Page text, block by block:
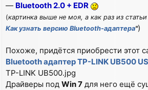
— Bluetooth 2.0 + EDR
(картинка выше не моя, а как раз из статьи
Как узнать версию Bluetooth-адаптера")
Похоже, придётся приобрести этот
Bluetooth адаптер TP-LINK UB500
TP-LINK UB500.jpg
Драйверы под Win 7 для него ещё